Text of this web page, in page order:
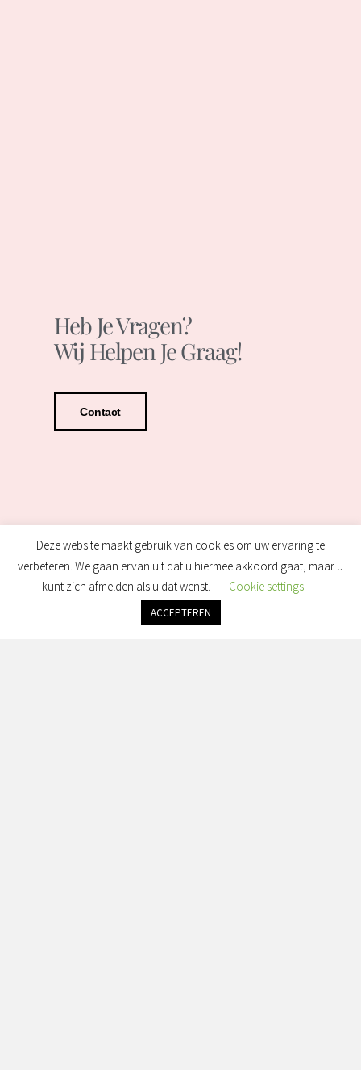
Heb Je Vragen?
Wij Helpen Je Graag!
Contact
Deze website maakt gebruik van cookies om uw ervaring te
verbeteren. We gaan ervan uit dat u hiermee akkoord gaat, maar u
kunt zich afmelden als u dat wenst.
Cookie settings
ACCEPTEREN